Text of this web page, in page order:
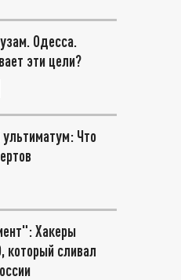
Одесса.
эти цели?
Что
Хакеры
который сливал